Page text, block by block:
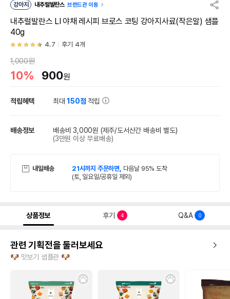
강아지 내추럴발란스 브랜드관 이동
내추럴발란스 LI 야채 레시피 브로스 코팅 강아지사료(작은알) 샘플
40g
4.7 후기 4개
1,000원
10% 900원
적립혜택 최대150점 적립
배송정보 배송비 3,000원 (제주/도서산간 배송비 별도)
(3만원 이상 무료배송)
내일배송 21시까지 주문하면, 다음날 95% 도착
(토, 일요일/공휴일 제외)
상품정보 후기 4 Q&A 0
관련 기획전을 둘러보세요
🐶 맛보기 샘플관 🐶